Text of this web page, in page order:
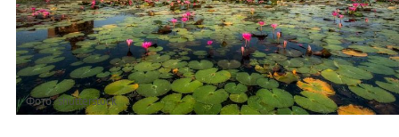
Фото: shutterstock